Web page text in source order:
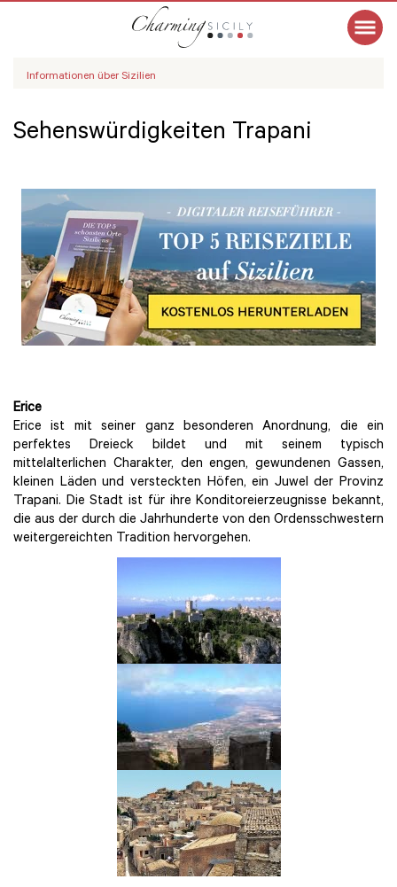
Informationen über Sizilien
Sehenswürdigkeiten Trapani
Erice
Erice ist mit seiner ganz besonderen Anordnung, die ein
perfektes Dreieck bildet und mit seinem typisch
mittelalterlichen Charakter, den engen, gewundenen Gassen,
kleinen Läden und versteckten Höfen, ein Juwel der Provinz
Trapani. Die Stadt ist für ihre Konditoreierzeugnisse bekannt,
die aus der durch die Jahrhunderte von den Ordensschwestern
weitergereichten Tradition hervorgehen.